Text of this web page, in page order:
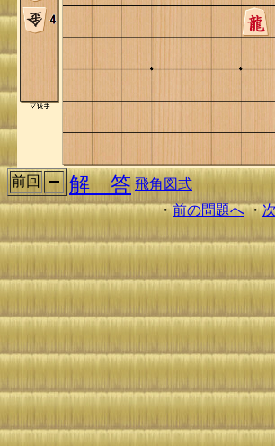
前回 解 答 飛角図式
・前の問題へ・